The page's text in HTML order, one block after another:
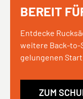
BEREIT
Entdecke
weitere Back-to-
gelungenen Start.
ZUM